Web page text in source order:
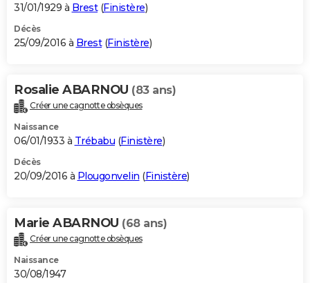
31/01/1929 à Brest(Finistère)
Décès
25/09/2016 à Brest(Finistère)
Rosalie ABARNOU (83 ans)
Créer une cagnotte obsèques
Naissance
06/01/1933 à Trébabu (Finistère)
Décès
20/09/2016 à Plougonvelin (Finistère)
Marie ABARNOU (68 ans)
Créer une cagnotte obsèques
Naissance
30/08/1947